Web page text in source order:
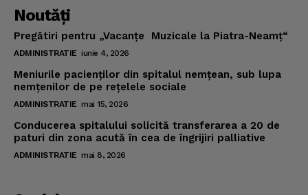
Noutăţi
Pregătiri pentru „Vacanţe Muzicale la Piatra-Neamţ“
ADMINISTRATIE iunie 4, 2026
Meniurile pacienţilor din spitalul nemţean, sub lupa
nemţenilor de pe reţelele sociale
ADMINISTRATIE mai 15, 2026
Conducerea spitalului solicită transferarea a 20 de
paturi din zona acută în cea de îngrijiri palliative
ADMINISTRATIE mai 8, 2026